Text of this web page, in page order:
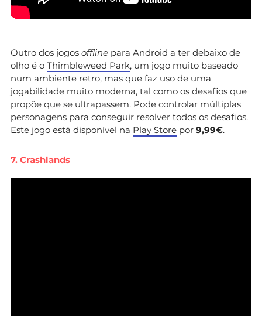
Outro dos jogos offline para Android a ter debaixo de
olho é o Thimbleweed Park, um jogo muito baseado
num ambiente retro, mas que faz uso de uma
jogabilidade muito moderna, tal como os desafios que
propõe que se ultrapassem. Pode controlar múltiplas
personagens para conseguir resolver todos os desafios.
Este jogo está disponível na Play Store por 9,99€.
7. Crashlands